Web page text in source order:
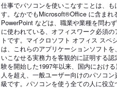
仕事でパソコンを使いこなすことは、
す。なかでもMicrosoft®Office に含まれ
PowerPoint などは、職業や業種を問わ
に使われている、オフィスワーク必須
トです。マイクロソフト オフィス スペ
は、これらのアプリケーションソフト
いこなせる実務力を客観的に証明する
験を開始した1997年以来、国内におけ
人を超え、一般ユーザー向けのパソコ
級です。パソコンを使う全ての人に役立